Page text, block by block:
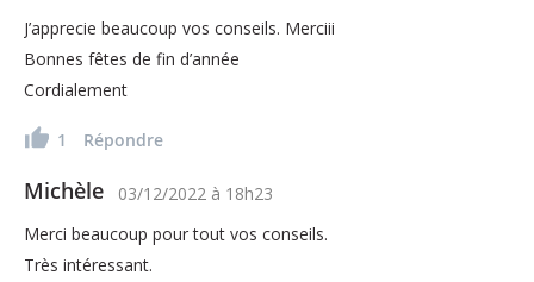
J’apprecie beaucoup vos conseils. Merciii
Bonnes fêtes de fin d’année
Cordialement
1 Répondre
Michèle 03/12/2022 à 18h23
Merci beaucoup pour tout vos conseils.
Très intéressant.